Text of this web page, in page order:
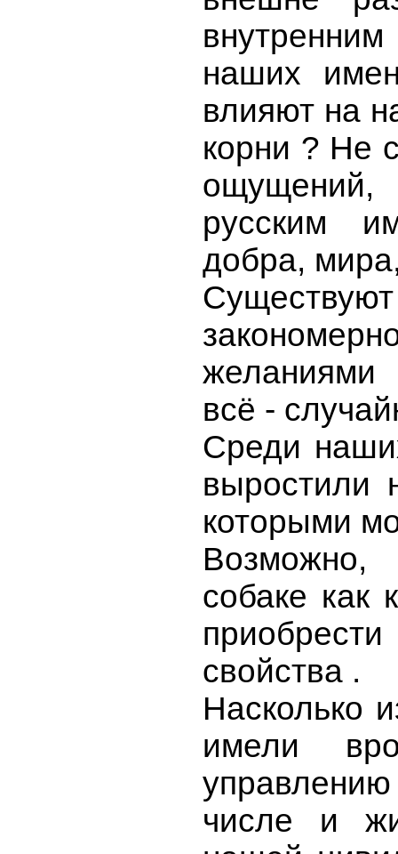
наших
влияют на
корни ? Не
ощущений,
русским
добра,
всё -
Среди
выростили
которыми
собаке как
свойства .
Насколько
имели
числе и